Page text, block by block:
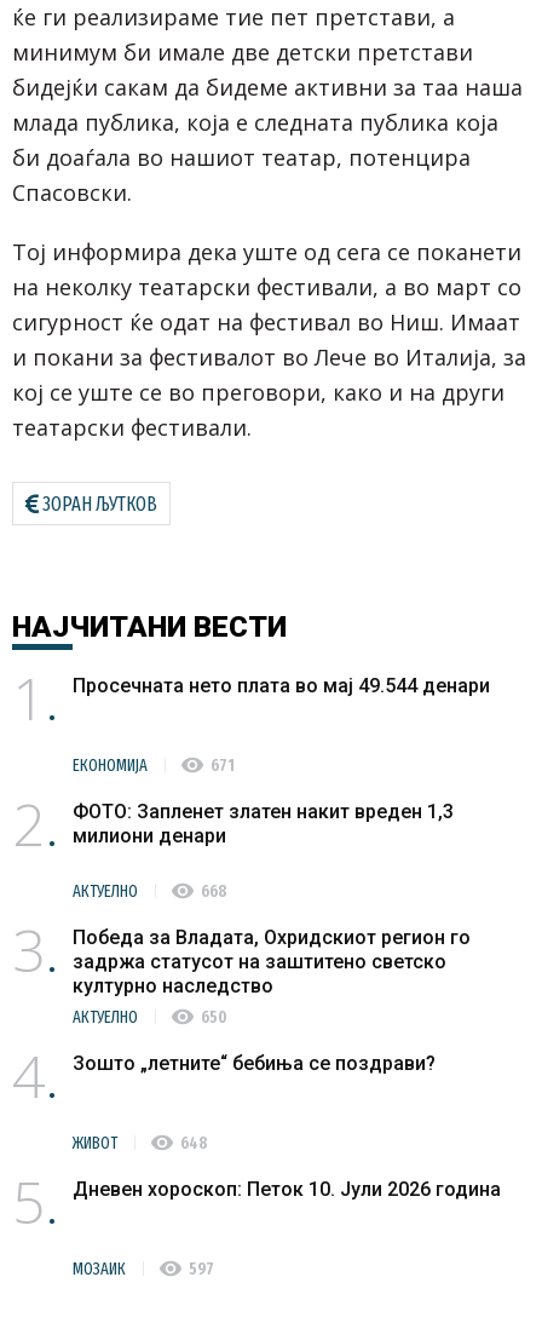
ќе ги реализираме тие пет претстави, а
минимум би имале две детски претстави
бидејќи сакам да бидеме активни за таа наша
млада публика, која е следната публика која
би доаѓала во нашиот театар, потенцира
Спасовски.
Тој информира дека уште од сега се поканети
на неколку театарски фестивали, а во март со
сигурност ќе одат на фестивал во Ниш. Имаат
и покани за фестивалот во Лече во Италија, за
кој се уште се во преговори, како и на други
театарски фестивали.
ЗОРАН ЉУТКОВ
НАЈЧИТАНИ ВЕСТИ
1 Просечната нето плата во мај 49.544 денари
ЕКОНОМИЈА visibility 671
2
ФОТО: Запленет златен накит вреден 1,3
милиони денари
АКТУЕЛНО visibility 668
3
Победа за Владата, Охридскиот регион го
задржа статусот на заштитено светско
културно наследство
АКТУЕЛНО visibility 650
4 Зошто „летните“ бебиња се поздрави?
ЖИВОТ visibility 648
5 Дневен хороскоп: Петок 10. Јули 2026 година
МОЗАИК visibility 597